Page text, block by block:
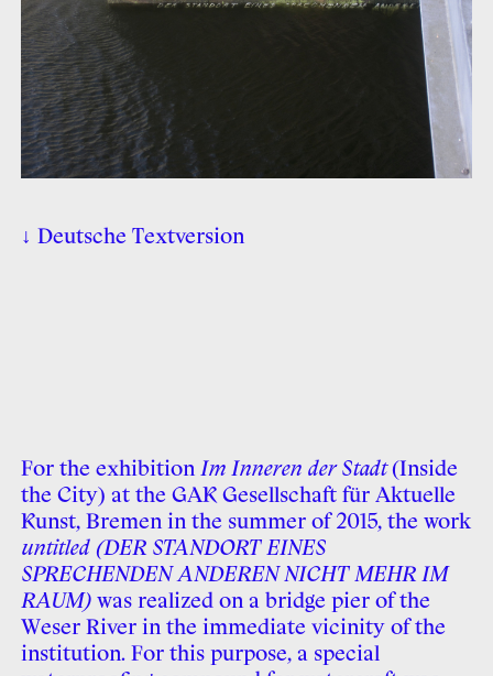
↓ Deutsche Textversion
For the exhibition Im Inneren der Stadt(Inside
the City) at the GAK Gesellschaft für Aktuelle
Kunst, Bremen in the summer of 2015, the work
untitled (DER STANDORT EINES
SPRECHENDEN ANDEREN NICHT MEHR IM
RAUM)was realized on a bridge pier of the
Weser River in the immediate vicinity of the
institution. For this purpose, a special